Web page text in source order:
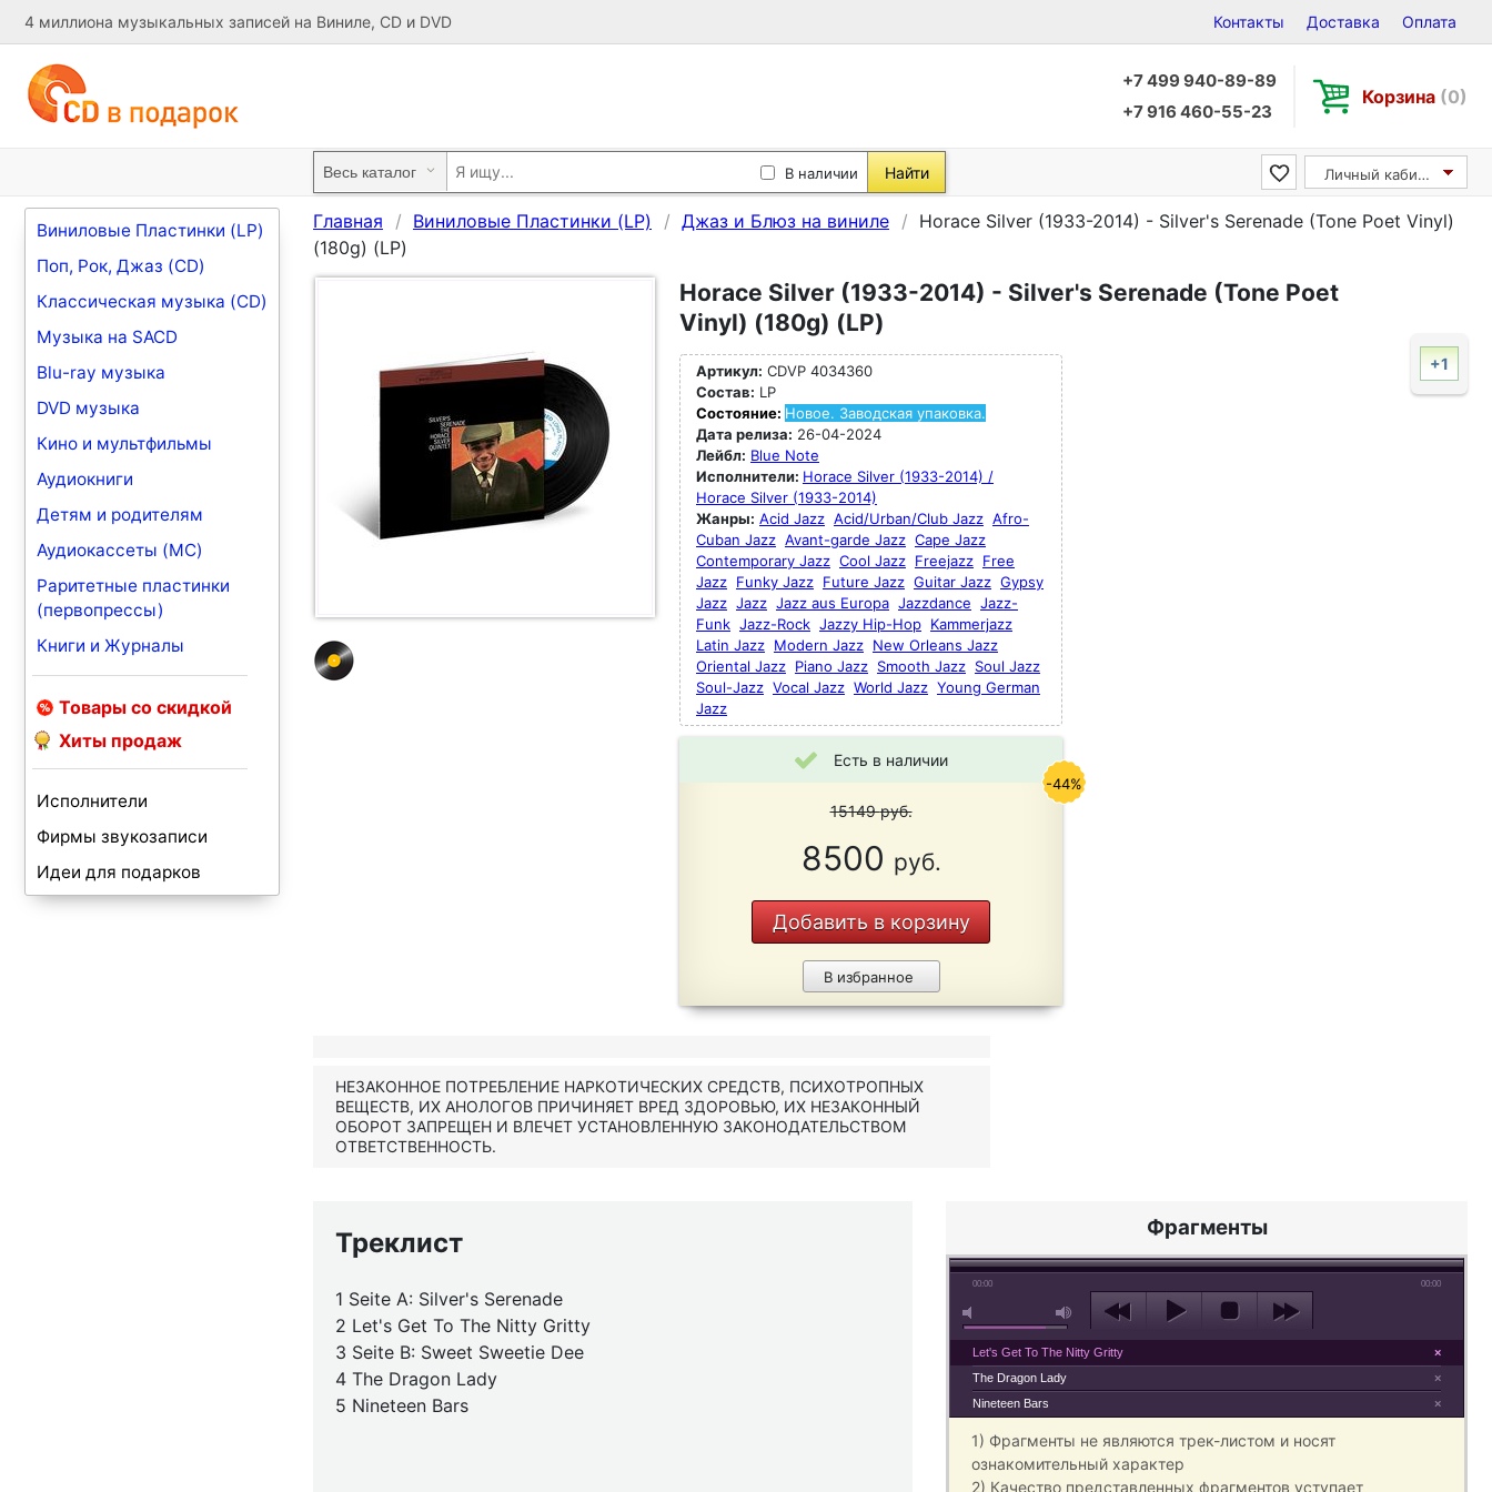
4 миллиона музыкальных записей на Виниле, CD и DVD Контакты Доставка Оплата
+7 499 940-89-89
+7 916 460-55-23
Корзина (0)
В наличии Найти Личный кабинет
Виниловые Пластинки (LP)
Поп, Рок, Джаз (CD)
Классическая музыка (CD)
Музыка на SACD
Blu-ray музыка
DVD музыка
Кино и мультфильмы
Аудиокниги
Детям и родителям
Аудиокассеты (MC)
Раритетные пластинки
(первопрессы)
Книги и Журналы
Товары со скидкой
Хиты продаж
Исполнители
Фирмы звукозаписи
Идеи для подарков
Главная Виниловые Пластинки (LP) Джаз и Блюз на виниле
Horace Silver (1933-2014) - Silver's Serenade (Tone Poet Vinyl)
(180g) (LP)
Horace Silver (1933-2014) - Silver's Serenade (Tone Poet
Vinyl) (180g) (LP)
Артикул: CDVP 4034360
Состав: LP
Состояние: Новое. Заводская упаковка.
Дата релиза: 26-04-2024
Лейбл: Blue Note
Исполнители: Horace Silver (1933-2014) /
Horace Silver (1933-2014)
Жанры: Acid Jazz Acid/Urban/Club Jazz Afro-
Cuban Jazz Avant-garde Jazz Cape Jazz
Contemporary Jazz Cool Jazz Freejazz Free
Jazz Funky Jazz Future Jazz Guitar Jazz Gypsy
Jazz Jazz Jazz aus Europa Jazzdance Jazz-
Funk Jazz-Rock Jazzy Hip-Hop Kammerjazz
Latin Jazz Modern Jazz New Orleans Jazz
Oriental Jazz Piano Jazz Smooth Jazz Soul Jazz
Soul-Jazz Vocal Jazz World Jazz Young German
Jazz
Есть в наличии
15149руб.
8500 руб.
Добавить в корзину
В избранное
-44%
+1
НЕЗАКОННОЕ ПОТРЕБЛЕНИЕ НАРКОТИЧЕСКИХ СРЕДСТВ, ПСИХОТРОПНЫХ
ВЕЩЕСТВ, ИХ АНОЛОГОВ ПРИЧИНЯЕТ ВРЕД ЗДОРОВЬЮ, ИХ НЕЗАКОННЫЙ
ОБОРОТ ЗАПРЕЩЕН И ВЛЕЧЕТ УСТАНОВЛЕННУЮ ЗАКОНОДАТЕЛЬСТВОМ
ОТВЕТСТВЕННОСТЬ.
Треклист
1 Seite A: Silver's Serenade
2 Let's Get To The Nitty Gritty
3 Seite B: Sweet Sweetie Dee
4 The Dragon Lady
5 Nineteen Bars
Фрагменты
00:00 00:00
×
Let's Get To The Nitty Gritty
×
The Dragon Lady
×
Nineteen Bars
1) Фрагменты не являются трек-листом и носят
ознакомительный характер
2) Качество представленных фрагментов уступает